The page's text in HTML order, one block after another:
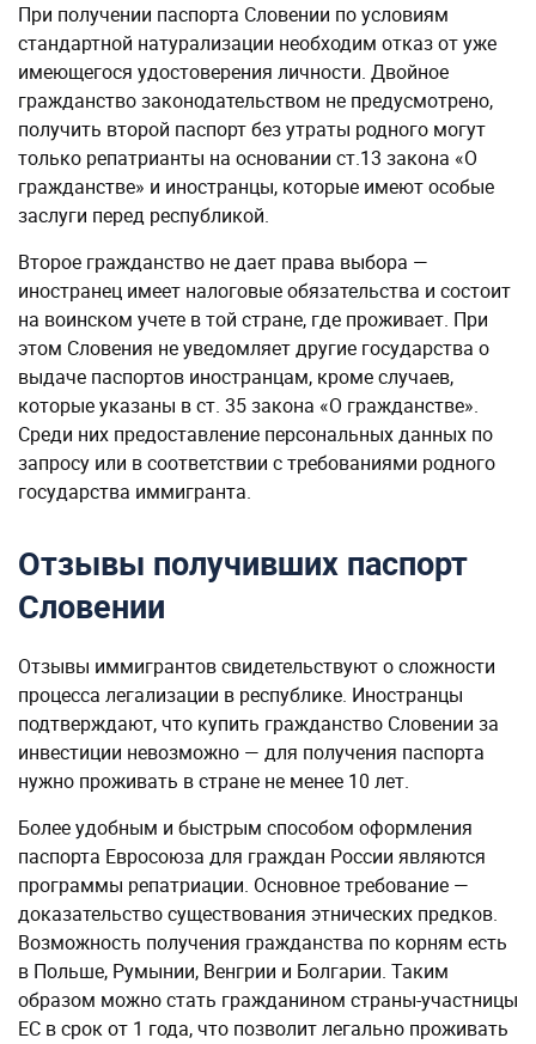
При получении паспорта Словении по условиям
стандартной натурализации необходим отказ от уже
имеющегося удостоверения личности. Двойное
гражданство законодательством не предусмотрено,
получить второй паспорт без утраты родного могут
только репатрианты на основании ст.13 закона «О
гражданстве» и иностранцы, которые имеют особые
заслуги перед республикой.
Второе гражданство не дает права выбора —
иностранец имеет налоговые обязательства и состоит
на воинском учете в той стране, где проживает. При
этом Словения не уведомляет другие государства о
выдаче паспортов иностранцам, кроме случаев,
которые указаны в ст. 35 закона «О гражданстве».
Среди них предоставление персональных данных по
запросу или в соответствии с требованиями родного
государства иммигранта.
Отзывы получивших паспорт
Словении
Отзывы иммигрантов свидетельствуют о сложности
процесса легализации в республике. Иностранцы
подтверждают, что купить гражданство Словении за
инвестиции невозможно — для получения паспорта
нужно проживать в стране не менее 10 лет.
Более удобным и быстрым способом оформления
паспорта Евросоюза для граждан России являются
программы репатриации. Основное требование —
доказательство существования этнических предков.
Возможность получения гражданства по корням есть
в Польше, Румынии, Венгрии и Болгарии. Таким
образом можно стать гражданином страны-участницы
ЕС в срок от 1 года, что позволит легально проживать